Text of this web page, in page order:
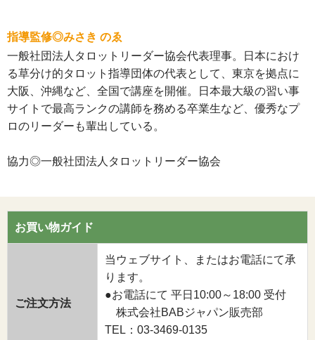
指導監修◎みさき のゑ
一般社団法人タロットリーダー協会代表理事。日本におけ
る草分け的タロット指導団体の代表として、東京を拠点に
大阪、沖縄など、全国で講座を開催。日本最大級の習い事
サイトで最高ランクの講師を務める卒業生など、優秀なプ
ロのリーダーも輩出している。
協力◎一般社団法人タロットリーダー協会
お買い物ガイド
ご注文方法
当ウェブサイト、またはお電話にて承
ります。
●お電話にて 平日10:00～18:00 受付
株式会社BABジャパン販売部
TEL：03-3469-0135